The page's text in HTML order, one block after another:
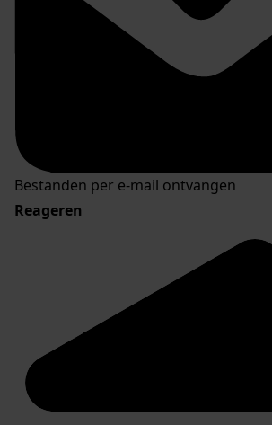
Bestanden per e-mail ontvangen
Reageren